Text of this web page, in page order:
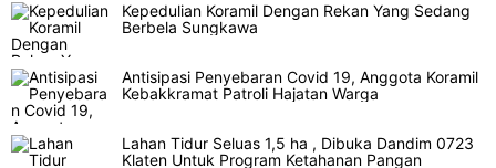
Kepedulian Koramil Dengan Rekan Yang Sedang
Berbela Sungkawa
Antisipasi Penyebaran Covid 19, Anggota Koramil
Kebakkramat Patroli Hajatan Warga
Lahan Tidur Seluas 1,5 ha , Dibuka Dandim 0723
Klaten Untuk Program Ketahanan Pangan